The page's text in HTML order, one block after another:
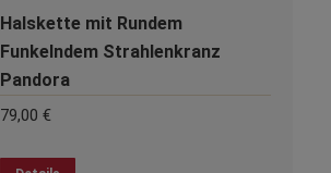
Produktseite
gewählt
werden
Halskette mit Rundem
Funkelndem Strahlenkranz
Pandora
79,00 €